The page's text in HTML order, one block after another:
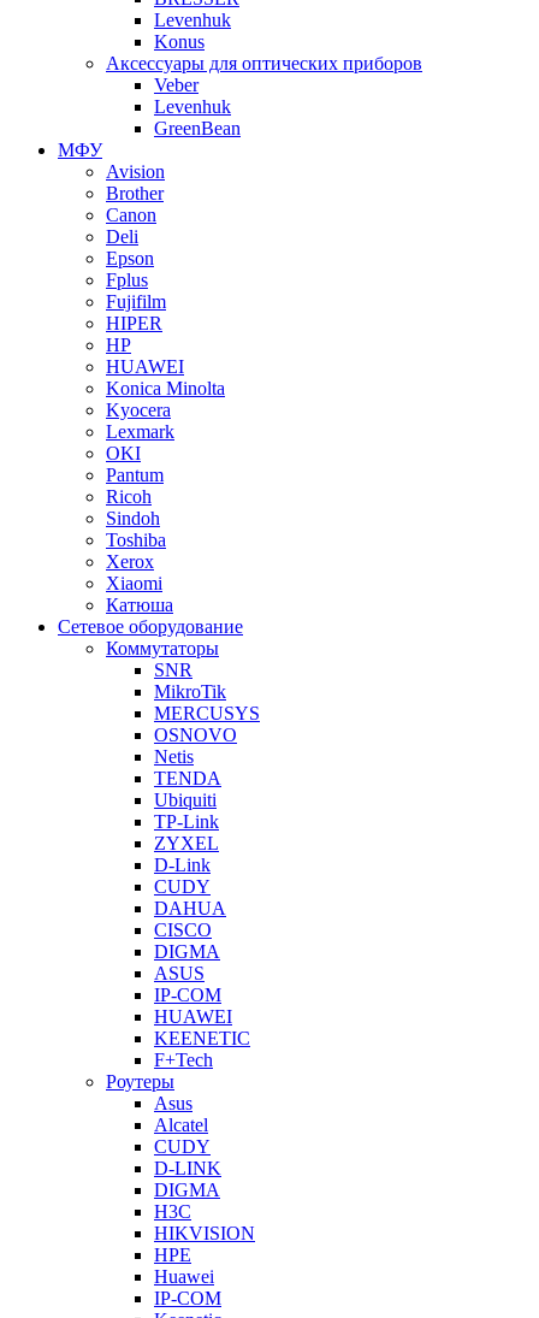
Levenhuk
Konus
Аксессуары для оптических приборов
Veber
Levenhuk
GreenBean
МФУ
Avision
Brother
Canon
Deli
Epson
Fplus
Fujifilm
HIPER
HP
HUAWEI
Konica Minolta
Kyocera
Lexmark
OKI
Pantum
Ricoh
Sindoh
Toshiba
Xerox
Xiaomi
Катюша
Сетевое оборудование
Коммутаторы
SNR
MikroTik
MERCUSYS
OSNOVO
Netis
TENDA
Ubiquiti
TP-Link
ZYXEL
D-Link
CUDY
DAHUA
CISCO
DIGMA
ASUS
IP-COM
HUAWEI
KEENETIC
F+Tech
Роутеры
Asus
Alcatel
CUDY
D-LINK
DIGMA
H3C
HIKVISION
HPE
Huawei
IP-COM